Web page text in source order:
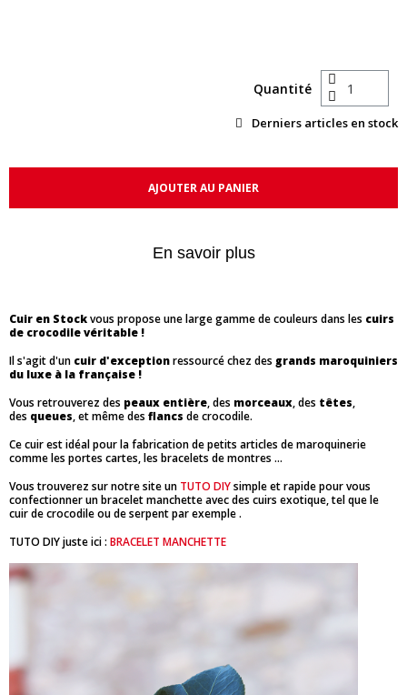
Quantité
Derniers articles en stock
AJOUTER AU PANIER
En savoir plus
Cuir en Stockvous propose une large gamme de couleurs dans les cuirs
de crocodile véritable !
Il s'agit d'un cuir d'exceptionressourcé chez des grands maroquiniers
du luxe à la française !
Vous retrouverez des peaux entière, des morceaux, des têtes,
des queues, et même des flancs de crocodile.
Ce cuir est idéal pour la fabrication de petits articles de maroquinerie
comme les portes cartes, les bracelets de montres ...
Vous trouverez sur notre site un TUTO DIYsimple et rapide pour vous
confectionner un bracelet manchette avec des cuirs exotique, tel que le
cuir de crocodile ou de serpent par exemple .
TUTO DIY juste ici : BRACELET MANCHETTE